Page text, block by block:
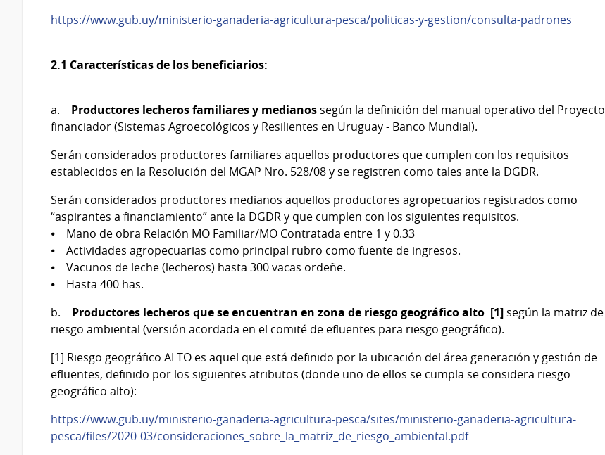
https://www.gub.uy/ministerio-ganaderia-agricultura-pesca/politicas-y-gestion/consulta-padrones
2.1 Características de los beneficiarios:
a. Productores lecheros familiares y medianossegún la definición del manual operativo del Proyecto
financiador (Sistemas Agroecológicos y Resilientes en Uruguay - Banco Mundial).
Serán considerados productores familiares aquellos productores que cumplen con los requisitos
establecidos en la Resolución del MGAP Nro. 528/08 y se registren como tales ante la DGDR.
Serán considerados productores medianos aquellos productores agropecuarios registrados como
“aspirantes a financiamiento” ante la DGDR y que cumplen con los siguientes requisitos.
⦁ Mano de obra Relación MO Familiar/MO Contratada entre 1 y 0.33
⦁ Actividades agropecuarias como principal rubro como fuente de ingresos.
⦁ Vacunos de leche (lecheros) hasta 300 vacas ordeñe.
⦁ Hasta 400 has.
b.
Productores lecheros que se encuentran en zona de riesgo geográfico alto [1]según la matriz de
riesgo ambiental (versión acordada en el comité de efluentes para riesgo geográfico).
[1] Riesgo geográfico ALTO es aquel que está definido por la ubicación del área generación y gestión de
efluentes, definido por los siguientes atributos (donde uno de ellos se cumpla se considera riesgo
geográfico alto):
https://www.gub.uy/ministerio-ganaderia-agricultura-pesca/sites/ministerio-ganaderia-agricultura-
pesca/files/2020-03/consideraciones_sobre_la_matriz_de_riesgo_ambiental.pdf